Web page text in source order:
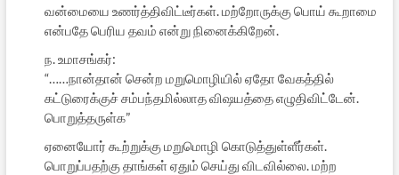
வன்மையை உணர்த்திவிட்டீர்கள். மற்றோருக்கு பொய் கூறாமை
என்பதே பெரிய தவம் என்று நினைக்கிறேன்.
ந. உமாசங்கர்:
“……நான்தான் சென்ற மறுமொழியில் ஏதோ வேகத்தில்
கட்டுரைக்குச் சம்பந்தமில்லாத விஷயத்தை எழுதிவிட்டேன்.
பொறுத்தருள்க”
ஏனையோர் கூற்றுக்கு மறுமொழி கொடுத்துள்ளீர்கள்.
பொறுப்பதற்கு தாங்கள் ஏதும் செய்து விடவில்லை. மற்ற